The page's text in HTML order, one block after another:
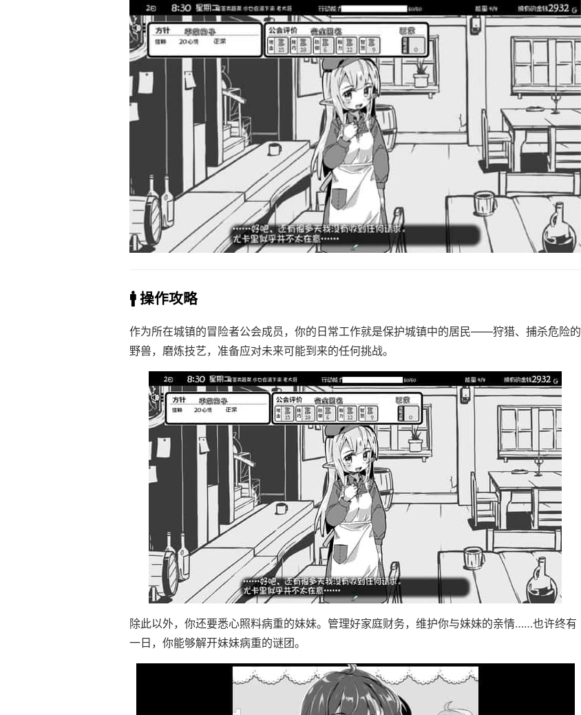
🚹 操作攻略
作为所在城镇的冒险者公会成员，你的日常工作就是保护城镇中的居民——狩猎、捕杀危险的
野兽，磨炼技艺，准备应对未来可能到来的任何挑战。
除此以外，你还要悉心照料病重的妹妹。管理好家庭财务，维护你与妹妹的亲情……也许终有
一日，你能够解开妹妹病重的谜团。